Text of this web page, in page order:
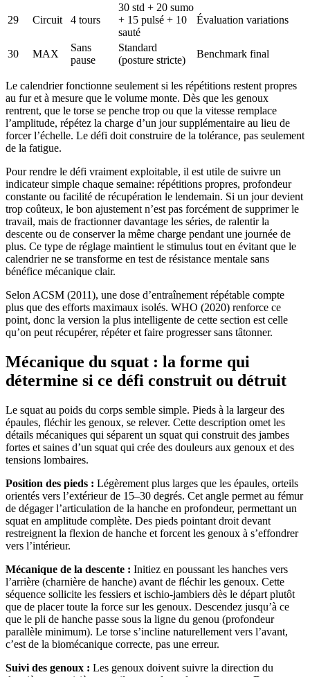
29 Circuit 4 tours
30 std + 20 sumo
+ 15 pulsé + 10
sauté
Évaluation variations
30 MAX
Sans
pause
Standard
(posture stricte)
Benchmark final
Le calendrier fonctionne seulement si les répétitions restent propres
au fur et à mesure que le volume monte. Dès que les genoux
rentrent, que le torse se penche trop ou que la vitesse remplace
l’amplitude, répétez la charge d’un jour supplémentaire au lieu de
forcer l’échelle. Le défi doit construire de la tolérance, pas seulement
de la fatigue.
Pour rendre le défi vraiment exploitable, il est utile de suivre un
indicateur simple chaque semaine: répétitions propres, profondeur
constante ou facilité de récupération le lendemain. Si un jour devient
trop coûteux, le bon ajustement n’est pas forcément de supprimer le
travail, mais de fractionner davantage les séries, de ralentir la
descente ou de conserver la même charge pendant une journée de
plus. Ce type de réglage maintient le stimulus tout en évitant que le
calendrier ne se transforme en test de résistance mentale sans
bénéfice mécanique clair.
Selon ACSM (2011), une dose d’entraînement répétable compte
plus que des efforts maximaux isolés. WHO (2020) renforce ce
point, donc la version la plus intelligente de cette section est celle
qu’on peut récupérer, répéter et faire progresser sans tâtonner.
Mécanique du squat : la forme qui
détermine si ce défi construit ou détruit
Le squat au poids du corps semble simple. Pieds à la largeur des
épaules, fléchir les genoux, se relever. Cette description omet les
détails mécaniques qui séparent un squat qui construit des jambes
fortes et saines d’un squat qui crée des douleurs aux genoux et des
tensions lombaires.
Position des pieds : Légèrement plus larges que les épaules, orteils
orientés vers l’extérieur de 15–30 degrés. Cet angle permet au fémur
de dégager l’articulation de la hanche en profondeur, permettant un
squat en amplitude complète. Des pieds pointant droit devant
restreignent la flexion de hanche et forcent les genoux à s’effondrer
vers l’intérieur.
Mécanique de la descente : Initiez en poussant les hanches vers
l’arrière (charnière de hanche) avant de fléchir les genoux. Cette
séquence sollicite les fessiers et ischio-jambiers dès le départ plutôt
que de placer toute la force sur les genoux. Descendez jusqu’à ce
que le pli de hanche passe sous la ligne du genou (profondeur
parallèle minimum). Le torse s’incline naturellement vers l’avant,
c’est de la biomécanique correcte, pas une erreur.
Suivi des genoux : Les genoux doivent suivre la direction du